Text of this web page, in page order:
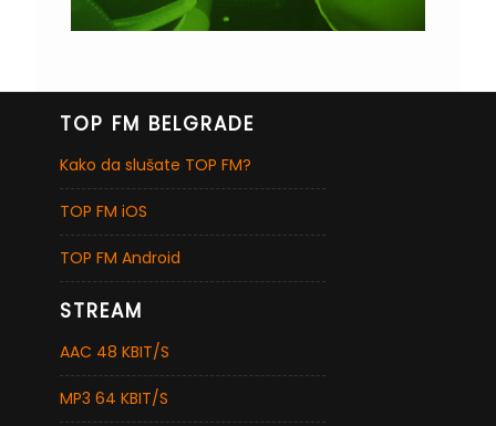
TOP FM BELGRADE
Kako da slušate TOP FM?
TOP FM iOS
TOP FM Android
STREAM
AAC 48 KBIT/S
MP3 64 KBIT/S